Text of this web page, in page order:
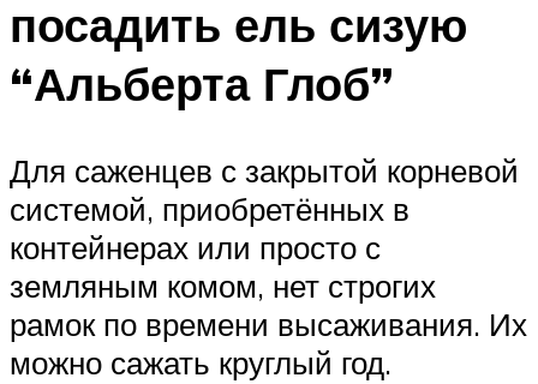
посадить ель сизую
“Альберта Глоб”
Для саженцев с закрытой корневой
системой, приобретённых в
контейнерах или просто с
земляным комом, нет строгих
рамок по времени высаживания. Их
можно сажать круглый год.